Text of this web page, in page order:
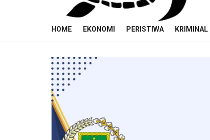
HOME EKONOMI PERISTIWA KRIMINAL